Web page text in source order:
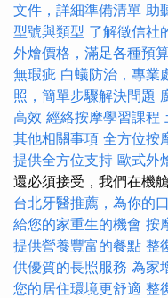
文件，詳細準備清單 助
型號與類型 了解徵信社
外燴價格，滿足各種預
無瑕疵 白蟻防治，專業
照，簡單步驟解決問題
高效 經絡按摩學習課程
其他相關事項 全方位按
提供全方位支持 歐式外
還必須接受，我們在機
台北牙醫推薦，為你的
給您的家重生的機會 按
提供營養豐富的餐點 整
供優質的長照服務 為家
您的居住環境更舒適 整